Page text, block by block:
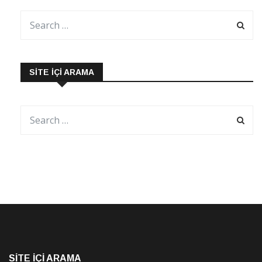
SITE İÇI ARAMA
SITE İÇI ARAMA